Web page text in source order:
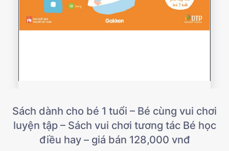
Sách dành cho bé 1 tuổi – Bé cùng vui chơi
luyện tập – Sách vui chơi tương tác Bé học
điều hay – giá bán 128,000 vnđ